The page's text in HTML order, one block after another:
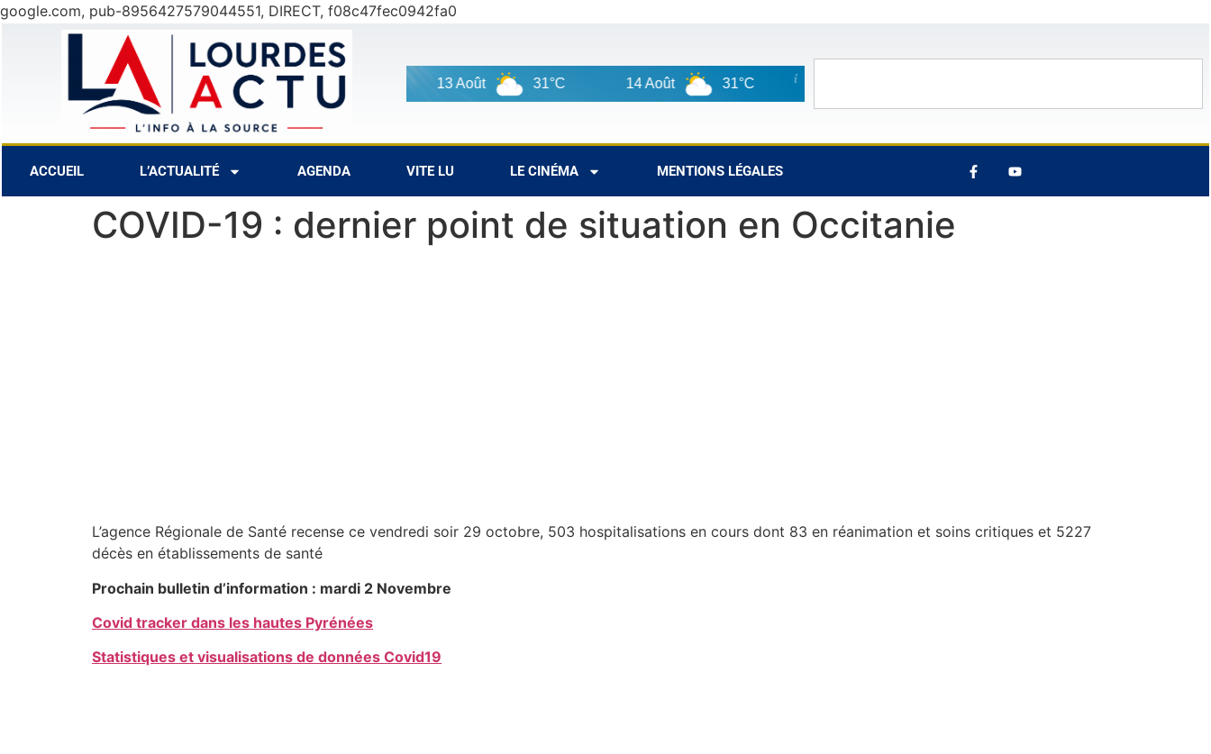
google.com, pub-8956427579044551, DIRECT, f08c47fec0942fa0
31°C 12 Août 13 Août 31°C 14 Août 31°C
ACCUEIL L’ACTUALITÉ AGENDA VITE LU LE CINÉMA MENTIONS LÉGALES
COVID-19 : dernier point de situation en Occitanie
L’agence Régionale de Santé recense ce vendredi soir 29 octobre, 503 hospitalisations en cours dont 83 en réanimation et soins critiques et 5227
décès en établissements de santé
Prochain bulletin d’information : mardi 2 Novembre
Covid tracker dans les hautes Pyrénées
Statistiques et visualisations de données Covid19